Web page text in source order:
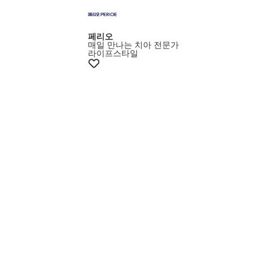
페리오
매일 만나는 치아 전문가
라이프스타일